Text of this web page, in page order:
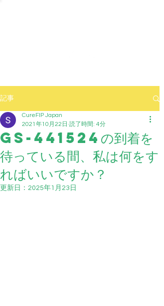
記事
GS-441524の到着を
待っている間、私は何をす
ればいいですか？
CureFIP Japan
2021年10月22日 読了時間: 4分
更新日： 2025年1月23日